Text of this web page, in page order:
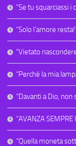
“Se tu squarciassi i
“Solo l’amore
“Vietato
“Perché la mia
“Davanti a Dio,
“AVANZA SEMPRE
“Quella moneta